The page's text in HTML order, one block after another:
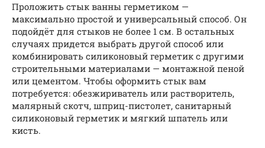
Проложить стык ванны герметиком —
максимально простой и универсальный способ. Он
подойдёт для стыков не более 1 см. В остальных
случаях придется выбрать другой способ или
комбинировать силиконовый герметик с другими
строительными материалами — монтажной пеной
или цементом. Чтобы оформить стык вам
потребуется: обезжириватель или растворитель,
малярный скотч, шприц-пистолет, санитарный
силиконовый герметик и мягкий шпатель или
кисть.